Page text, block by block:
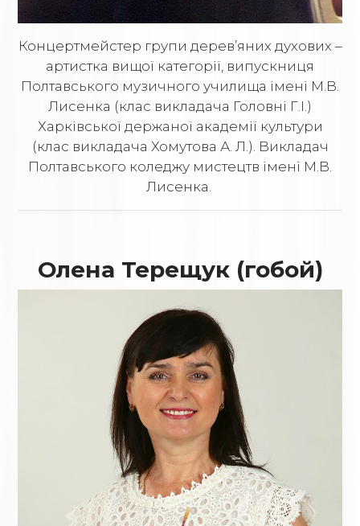
Концертмейстер групи дерев’яних духових –
артистка вищої категорії, випускниця
Полтавського музичного училища імені М.В.
Лисенка (клас викладача Головні Г.І.)
Харківської держаної академії культури
(клас викладача Хомутова А. Л.). Викладач
Полтавського коледжу мистецтв імені М.В.
Лисенка.
Олена Терещук (гобой)